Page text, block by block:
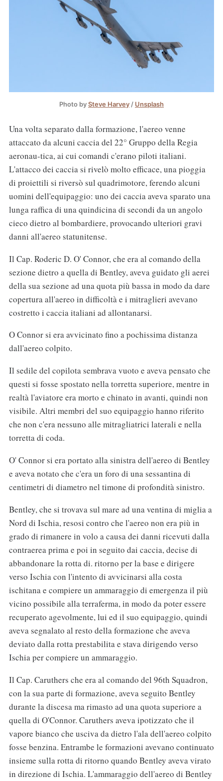
Photo bySteve Harvey / Unsplash
Una volta separato dalla formazione, l'aereo venne
attaccato da alcuni caccia del 22° Gruppo della Regia
aeronau-tica, ai cui comandi c'erano piloti italiani.
L'attacco dei caccia si rivelò molto efficace, una pioggia
di proiettili si riversò sul quadrimotore, ferendo alcuni
uomini dell'equipaggio: uno dei caccia aveva sparato una
lunga raffica di una quindicina di secondi da un angolo
cieco dietro al bombardiere, provocando ulteriori gravi
danni all'aereo statunitense.
Il Cap. Roderic D. O' Connor, che era al comando della
sezione dietro a quella di Bentley, aveva guidato gli aerei
della sua sezione ad una quota più bassa in modo da dare
copertura all'aereo in difficoltà e i mitraglieri avevano
costretto i caccia italiani ad allontanarsi.
O Connor si era avvicinato fino a pochissima distanza
dall'aereo colpito.
Il sedile del copilota sembrava vuoto e aveva pensato che
questi si fosse spostato nella torretta superiore, mentre in
realtà l'aviatore era morto e chinato in avanti, quindi non
visibile. Altri membri del suo equipaggio hanno riferito
che non c'era nessuno alle mitragliatrici laterali e nella
torretta di coda.
O' Connor si era portato alla sinistra dell'aereo di Bentley
e aveva notato che c'era un foro di una sessantina di
centimetri di diametro nel timone di profondità sinistro.
Bentley, che si trovava sul mare ad una ventina di miglia a
Nord di Ischia, resosi contro che l'aereo non era più in
grado di rimanere in volo a causa dei danni ricevuti dalla
contraerea prima e poi in seguito dai caccia, decise di
abbandonare la rotta di. ritorno per la base e dirigere
verso Ischia con l'intento di avvicinarsi alla costa
ischitana e compiere un ammaraggio di emergenza il più
vicino possibile alla terraferma, in modo da poter essere
recuperato agevolmente, lui ed il suo equipaggio, quindi
aveva segnalato al resto della formazione che aveva
deviato dalla rotta prestabilita e stava dirigendo verso
Ischia per compiere un ammaraggio.
Il Cap. Caruthers che era al comando del 96th Squadron,
con la sua parte di formazione, aveva seguito Bentley
durante la discesa ma rimasto ad una quota superiore a
quella di O'Connor. Caruthers aveva ipotizzato che il
vapore bianco che usciva da dietro l'ala dell'aereo colpito
fosse benzina. Entrambe le formazioni avevano continuato
insieme sulla rotta di ritorno quando Bentley aveva virato
in direzione di Ischia. L'ammaraggio dell'aereo di Bentley